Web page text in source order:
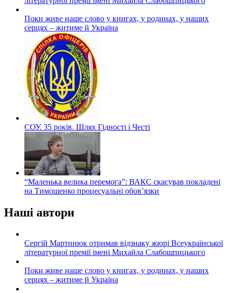
Поки живе наше слово у книгах, у родинах, у наших
серцях – житиме й Україна
СОУ. 35 років. Шлях Гідності і Честі
“Маленька велика перемога”: ВАКС скасував покладені
на Тимошенко процесуальні обов’язки
Наші автори
Сергій Мартинюк отримав відзнаку жюрі Всеукраїнської
літературної премії імені Михайла Слабошпицького
Поки живе наше слово у книгах, у родинах, у наших
серцях – житиме й Україна